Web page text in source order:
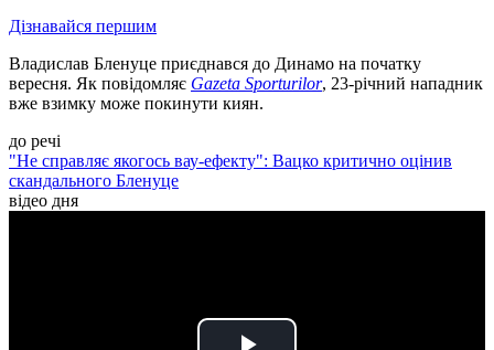
Дізнавайся першим
Владислав Бленуце приєднався до Динамо на початку
вересня. Як повідомляє Gazeta Sporturilor, 23-річний нападник
вже взимку може покинути киян.
до речі
"Не справляє якогось вау-ефекту": Вацко критично оцінив
скандального Бленуце
відео дня